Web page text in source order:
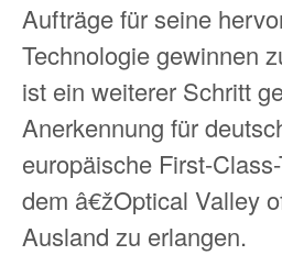
Aufträge für seine
Technologie gewinnen
ist ein weiterer Schritt
Anerkennung für
europäische First-
dem â€žOptical Valley
Ausland zu erlangen.